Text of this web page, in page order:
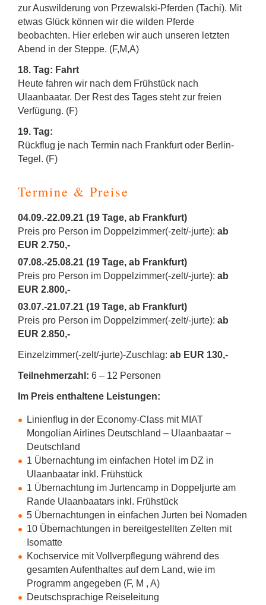
zur Auswilderung von Przewalski-Pferden (Tachi). Mit
etwas Glück können wir die wilden Pferde
beobachten. Hier erleben wir auch unseren letzten
Abend in der Steppe. (F,M,A)
18. Tag: Fahrt
Heute fahren wir nach dem Frühstück nach
Ulaanbaatar. Der Rest des Tages steht zur freien
Verfügung. (F)
19. Tag:
Rückflug je nach Termin nach Frankfurt oder Berlin-
Tegel. (F)
Termine & Preise
04.09.-22.09.21 (19 Tage, ab Frankfurt)
Preis pro Person im Doppelzimmer(-zelt/-jurte): ab
EUR 2.750,-
07.08.-25.08.21 (19 Tage, ab Frankfurt)
Preis pro Person im Doppelzimmer(-zelt/-jurte): ab
EUR 2.800,-
03.07.-21.07.21 (19 Tage, ab Frankfurt)
Preis pro Person im Doppelzimmer(-zelt/-jurte): ab
EUR 2.850,-
Einzelzimmer(-zelt/-jurte)-Zuschlag: ab EUR 130,-
Teilnehmerzahl: 6 – 12 Personen
Im Preis enthaltene Leistungen:
Linienflug in der Economy-Class mit MIAT
Mongolian Airlines Deutschland – Ulaanbaatar –
Deutschland
1 Übernachtung im einfachen Hotel im DZ in
Ulaanbaatar inkl. Frühstück
1 Übernachtung im Jurtencamp in Doppeljurte am
Rande Ulaanbaatars inkl. Frühstück
5 Übernachtungen in einfachen Jurten bei Nomaden
10 Übernachtungen in bereitgestellten Zelten mit
Isomatte
Kochservice mit Vollverpflegung während des
gesamten Aufenthaltes auf dem Land, wie im
Programm angegeben (F, M , A)
Deutschsprachige Reiseleitung